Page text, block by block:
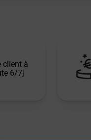
client à
6/7j